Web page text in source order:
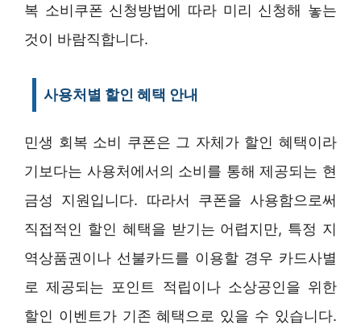
복 소비쿠폰 신청방법에 따라 미리 신청해 놓는
것이 바람직합니다.
사용처별 할인 혜택 안내
민생 회복 소비 쿠폰은 그 자체가 할인 혜택이라
기보다는 사용처에서의 소비를 통해 제공되는 현
금성 지원입니다. 따라서 쿠폰을 사용함으로써
직접적인 할인 혜택을 받기는 어렵지만, 특정 지
역상품권이나 선불카드를 이용할 경우 카드사별
로 제공되는 포인트 적립이나 소상공인을 위한
할인 이벤트가 기존 혜택으로 있을 수 있습니다.